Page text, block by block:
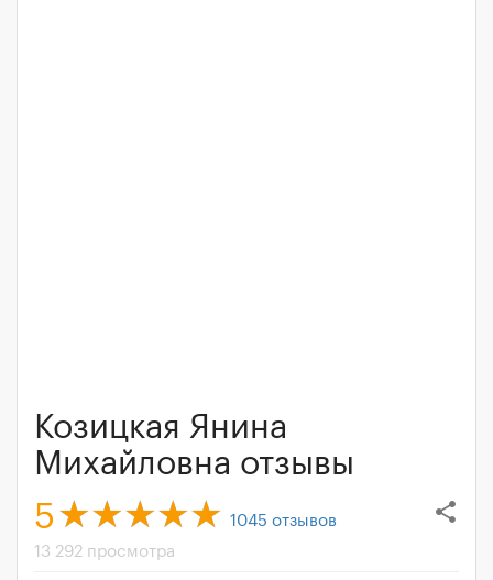
Козицкая Янина
Михайловна отзывы
share
5 1045 отзывов
13 292 просмотра